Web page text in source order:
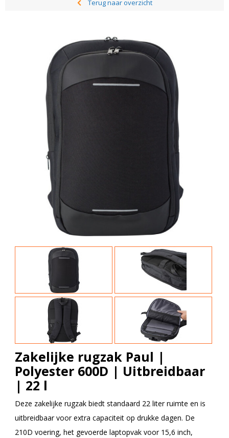
Terug naar overzicht
Zakelijke rugzak Paul |
Polyester 600D | Uitbreidbaar
| 22 l
Deze zakelijke rugzak biedt standaard 22 liter ruimte en is
uitbreidbaar voor extra capaciteit op drukke dagen. De
210D voering, het gevoerde laptopvak voor 15,6 inch,